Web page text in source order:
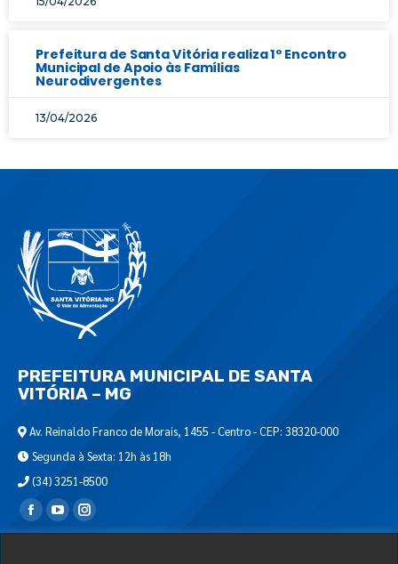
Prefeitura de Santa Vitória realiza 1º Encontro
Municipal de Apoio às Famílias
Neurodivergentes
13/04/2026
PREFEITURA MUNICIPAL DE SANTA
VITÓRIA – MG
Av. Reinaldo Franco de Morais, 1455 - Centro - CEP: 38320-000
Segunda à Sexta: 12h às 18h
(34) 3251-8500
Encontre-nos em: